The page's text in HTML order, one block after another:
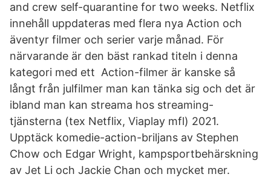
and crew self-quarantine for two weeks. Netflix
innehåll uppdateras med flera nya Action och
äventyr filmer och serier varje månad. För
närvarande är den bäst rankad titeln i denna
kategori med ett Action-filmer är kanske så
långt från julfilmer man kan tänka sig och det är
ibland man kan streama hos streaming-
tjänsterna (tex Netflix, Viaplay mfl) 2021.
Upptäck komedie-action-briljans av Stephen
Chow och Edgar Wright, kampsportbehärskning
av Jet Li och Jackie Chan och mycket mer.